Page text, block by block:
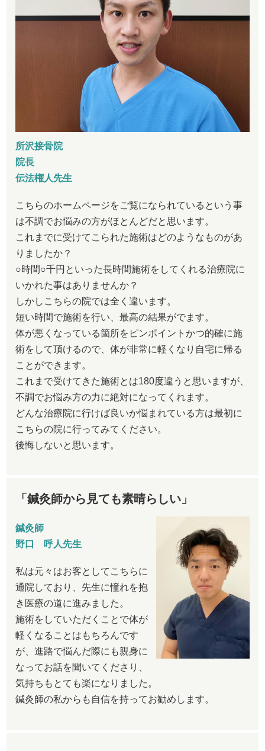
所沢接骨院
院長
伝法権人先生
こちらのホームページをご覧になられているという事
は不調でお悩みの方がほとんどだと思います。
これまでに受けてこられた施術はどのようなものがあ
りましたか？
○時間○千円といった長時間施術をしてくれる治療院に
いかれた事はありませんか？
しかしこちらの院では全く違います。
短い時間で施術を行い、最高の結果がでます。
体が悪くなっている箇所をピンポイントかつ的確に施
術をして頂けるので、体が非常に軽くなり自宅に帰る
ことができます。
これまで受けてきた施術とは180度違うと思いますが、
不調でお悩み方の力に絶対になってくれます。
どんな治療院に行けば良いか悩まれている方は最初に
こちらの院に行ってみてください。
後悔しないと思います。
「鍼灸師から見ても素晴らしい」
鍼灸師
野口 呼人先生
私は元々はお客としてこちらに
通院しており、先生に憧れを抱
き医療の道に進みました。
施術をしていただくことで体が
軽くなることはもちろんです
が、進路で悩んだ際にも親身に
なってお話を聞いてくださり、
気持ちもとても楽になりました。
鍼灸師の私からも自信を持ってお勧めします。